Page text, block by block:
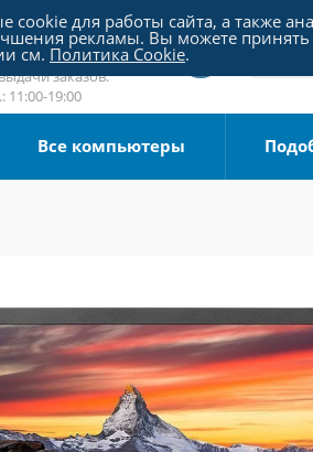
шоссе 18, пав. 267
arena.ru
10:00-20:00
заказов:
11:00-19:00
Все компьютеры
cookie для работы сайта, а также
рекламы. Вы можете
см. Политика Cookie.